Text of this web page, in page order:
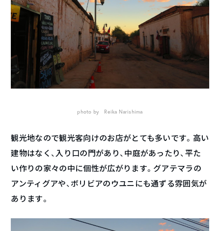
photo by Reika Narishima
観光地なので観光客向けのお店がとても多いです。高い
建物はなく、入り口の門があり、中庭があったり、平た
い作りの家々の中に個性が広がります。グアテマラの
アンティグアや、ボリビアのウユニにも通ずる雰囲気が
あります。